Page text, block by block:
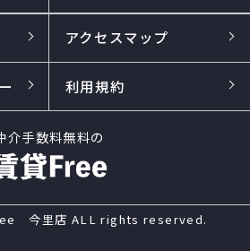
アクセスマップ
利用規約
介手数料無料の
今里店 ALL rights reserved.